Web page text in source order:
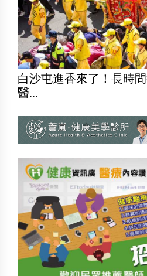
白沙屯進香來了！長時
醫...